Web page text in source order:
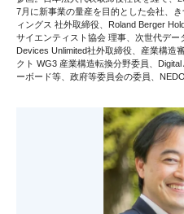
7月に新事業の量産を目的とした会社、
ィングス 社外取締役、Roland Berger
サイエンティスト協会 理事、次世代デ
Devices Unlimited社外取締役、産業構造
クト WG3 産業構造転換分野委員、
ーボード等、政府等委員会の委員、